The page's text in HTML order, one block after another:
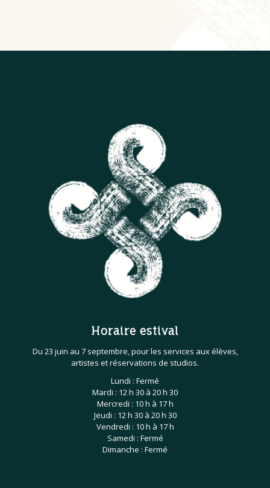
Horaire estival
Du 23 juin au 7 septembre, pour les services aux élèves,
artistes et réservations de studios.
Lundi : Fermé
Mardi : 12 h 30 à 20 h 30
Mercredi : 10 h à 17 h
Jeudi : 12 h 30 à 20 h 30
Vendredi : 10 h à 17 h
Samedi : Fermé
Dimanche : Fermé